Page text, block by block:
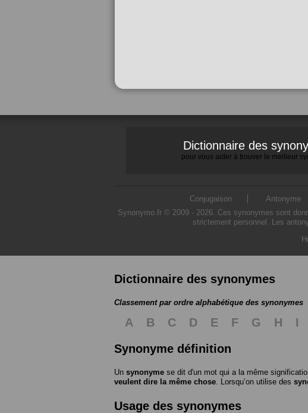
Dictionnaire des
pour vous aider à trouver le meilleur
Conjugaison Antonyme
Synonymo.fr © 2009 - 2026. Ces synonymes sont
strictement personnel. Les
Dictionnaire des synonymes
Classement par ordre alphabétique des synonymes
A B C D E F G H I
Synonyme définition
Un synonyme se dit d'un mot qui a la même
veulent dire la même chose . Lorsqu’on utilise des
Usage des synonymes